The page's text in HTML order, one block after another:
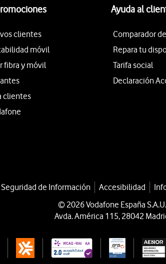
clientes
móvil
fibra y móvil
clientes
Ayuda al
Comparador
Repara tu
Tarifa social
Declaración
de Información Accesibilidad
© 2026 Vodafone España S.A.U.
Avda. América 115, 28042